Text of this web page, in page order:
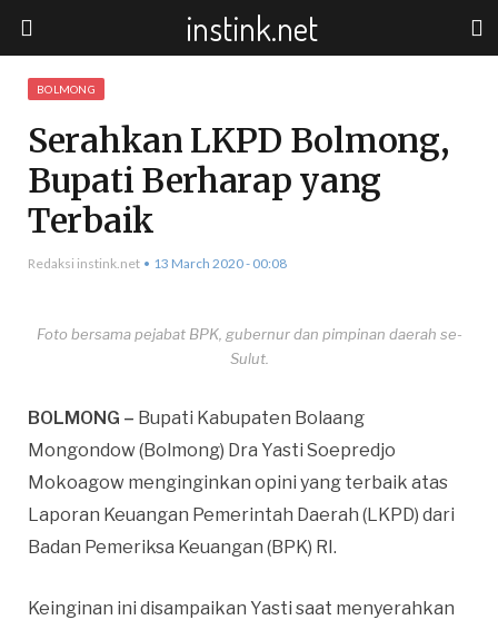
BOLMONG
Serahkan LKPD Bolmong,
Bupati Berharap yang
Terbaik
Redaksi instink.net 13 March 2020 - 00:08
Foto bersama pejabat BPK, gubernur dan pimpinan daerah se-
Sulut.
BOLMONG – Bupati Kabupaten Bolaang
Mongondow (Bolmong) Dra Yasti Soepredjo
Mokoagow menginginkan opini yang terbaik atas
Laporan Keuangan Pemerintah Daerah (LKPD) dari
Badan Pemeriksa Keuangan (BPK) RI.
Keinginan ini disampaikan Yasti saat menyerahkan
instink.net